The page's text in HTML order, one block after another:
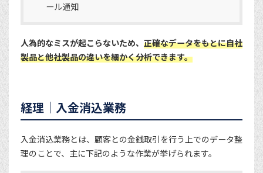
ール通知
人為的なミスが起こらないため、 正確なデータをもとに自社
製品と他社製品の違いを細かく分析できます。
経理｜入金消込業務
入金消込業務とは、顧客との金銭取引を行う上でのデータ整
理のことで、主に下記のような作業が挙げられます。